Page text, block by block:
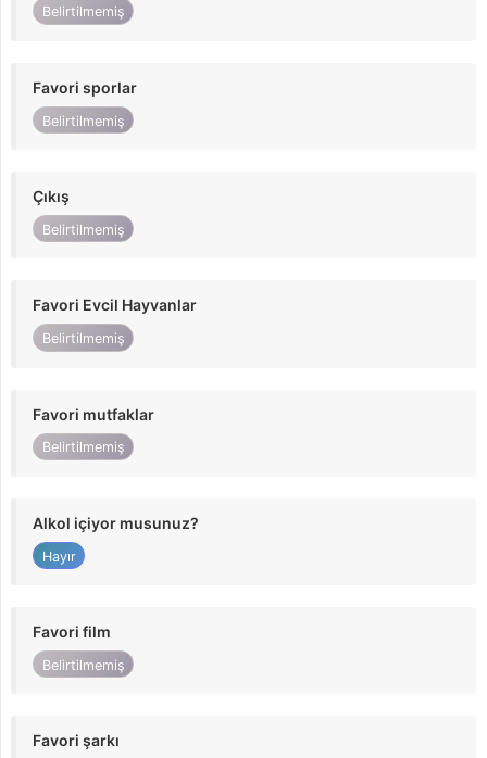
Belirtilmemiş
Favori sporlar
Belirtilmemiş
Çıkış
Belirtilmemiş
Favori Evcil Hayvanlar
Belirtilmemiş
Favori mutfaklar
Belirtilmemiş
Alkol içiyor musunuz?
Hayır
Favori film
Belirtilmemiş
Favori şarkı